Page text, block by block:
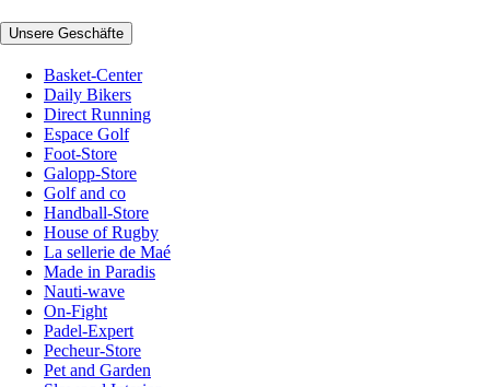
Unsere Geschäfte
Basket-Center
Daily Bikers
Direct Running
Espace Golf
Foot-Store
Galopp-Store
Golf and co
Handball-Store
House of Rugby
La sellerie de Maé
Made in Paradis
Nauti-wave
On-Fight
Padel-Expert
Pecheur-Store
Pet and Garden